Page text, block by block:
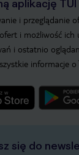
aplikację TUI
i przeglądanie
i możliwość ich
i ostatnio
informacje o
się do